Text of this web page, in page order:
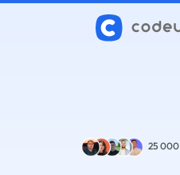
25 000